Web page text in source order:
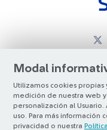
Modal
Utilizamos cookies propias
medición de nuestra web
personalización al Usuario.
uso. Para más información
privacidad o nuestra
©